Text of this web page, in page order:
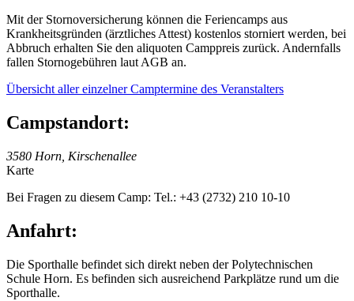
Mit der Stornoversicherung können die Feriencamps aus
Krankheitsgründen (ärztliches Attest) kostenlos storniert werden, bei
Abbruch erhalten Sie den aliquoten Camppreis zurück. Andernfalls
fallen Stornogebühren laut AGB an.
Übersicht aller einzelner Camptermine des Veranstalters
Campstandort:
3580 Horn, Kirschenallee
Karte
Bei Fragen zu diesem Camp: Tel.: +43 (2732) 210 10-10
Anfahrt:
Die Sporthalle befindet sich direkt neben der Polytechnischen
Schule Horn. Es befinden sich ausreichend Parkplätze rund um die
Sporthalle.